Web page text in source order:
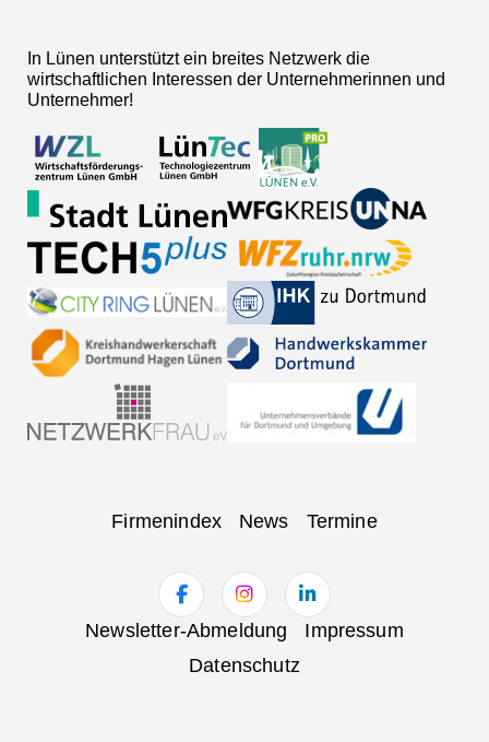
In Lünen unterstützt ein breites Netzwerk die
wirtschaftlichen Interessen der Unternehmerinnen und
Unternehmer!
Firmenindex News Termine
NavigationNewsletter-Abmeldung
Impressum
Datenschutz